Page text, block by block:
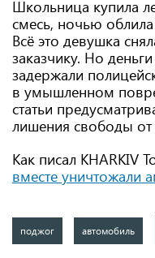
Школьница купила
смесь, ночью
Всё это девушка
заказчику. Но
задержали
в умышленном
статьи
лишения свободы от
Как писал KHARKIV
вместе уничтожали
поджог автомобиль